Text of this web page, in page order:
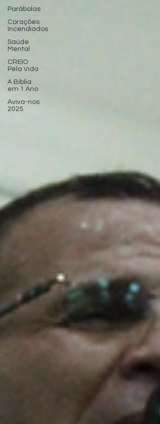
Parábolas
Corações
Incendiados
Saúde
Mental
CREIO
Pela Vida
A Bíblia
em 1 Ano
Aviva-nos
2025